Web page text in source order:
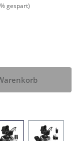
% gespart)